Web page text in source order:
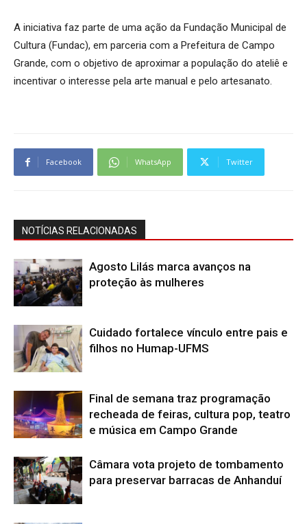
A iniciativa faz parte de uma ação da Fundação Municipal de
Cultura (Fundac), em parceria com a Prefeitura de Campo
Grande, com o objetivo de aproximar a população do ateliê e
incentivar o interesse pela arte manual e pelo artesanato.
Facebook WhatsApp Twitter
NOTÍCIAS RELACIONADAS
Agosto Lilás marca avanços na
proteção às mulheres
Cuidado fortalece vínculo entre pais e
filhos no Humap-UFMS
Final de semana traz programação
recheada de feiras, cultura pop, teatro
e música em Campo Grande
Câmara vota projeto de tombamento
para preservar barracas de Anhanduí